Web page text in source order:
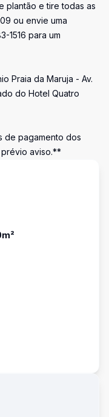
plantão e tire todas as
ou envie uma
1516 para um
Praia da Maruja - Av.
do Hotel Quatro
de pagamento dos
aviso.**
m²